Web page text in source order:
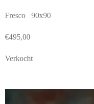
Fresco 90x90
€495,00
Verkocht